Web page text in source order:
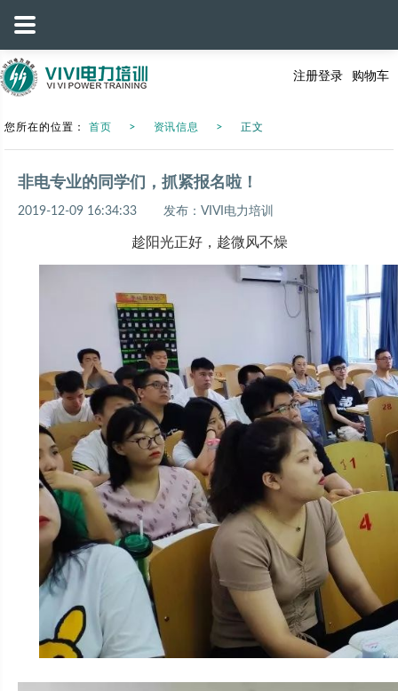
购物车
登录
注册
您所在的位置： 首页 资讯信息 正文
非电专业的同学们，抓紧报名啦！
2019-12-09 16:34:33 发布：VIVI电力培训
趁阳光正好，趁微风不燥